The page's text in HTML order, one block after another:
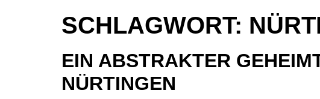
SCHLAGWORT:
EIN ABSTRAKTER
NÜRTINGEN